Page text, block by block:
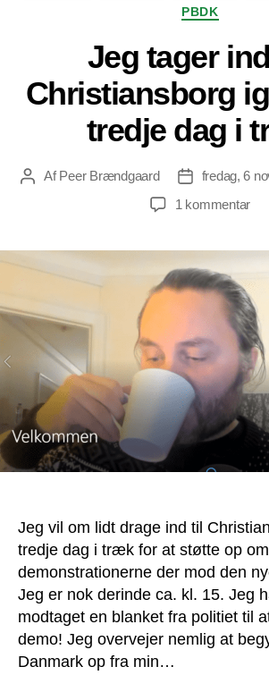
PBDK
Jeg tager
Christiansborg
tredje dag i
Indlægsforfatter
AfPeer Brændgaard Indlægsdato
fredag, 6
1 kommentartil
på
igen
–
for
i
Jeg vil om lidt drage ind til
tredje dag i træk for at støtte op om
demonstrationerne der mod den
Jeg er nok derinde ca. kl. 15. Jeg
modtaget en blanket fra politiet til
demo! Jeg overvejer nemlig at
Danmark op fra min…